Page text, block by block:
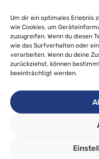
Um dir ein optimales Erlebnis
wie Cookies, um
zuzugreifen. Wenn du diesen
wie das Surfverhalten oder
verarbeiten. Wenn du deine
zurückziehst, können
beeinträchtigt werden.
Navigation
Aktuelles
Kontakt